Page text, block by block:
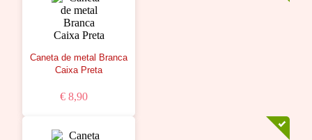
Caneta de metal Branca
Caixa Preta
€ 8,90